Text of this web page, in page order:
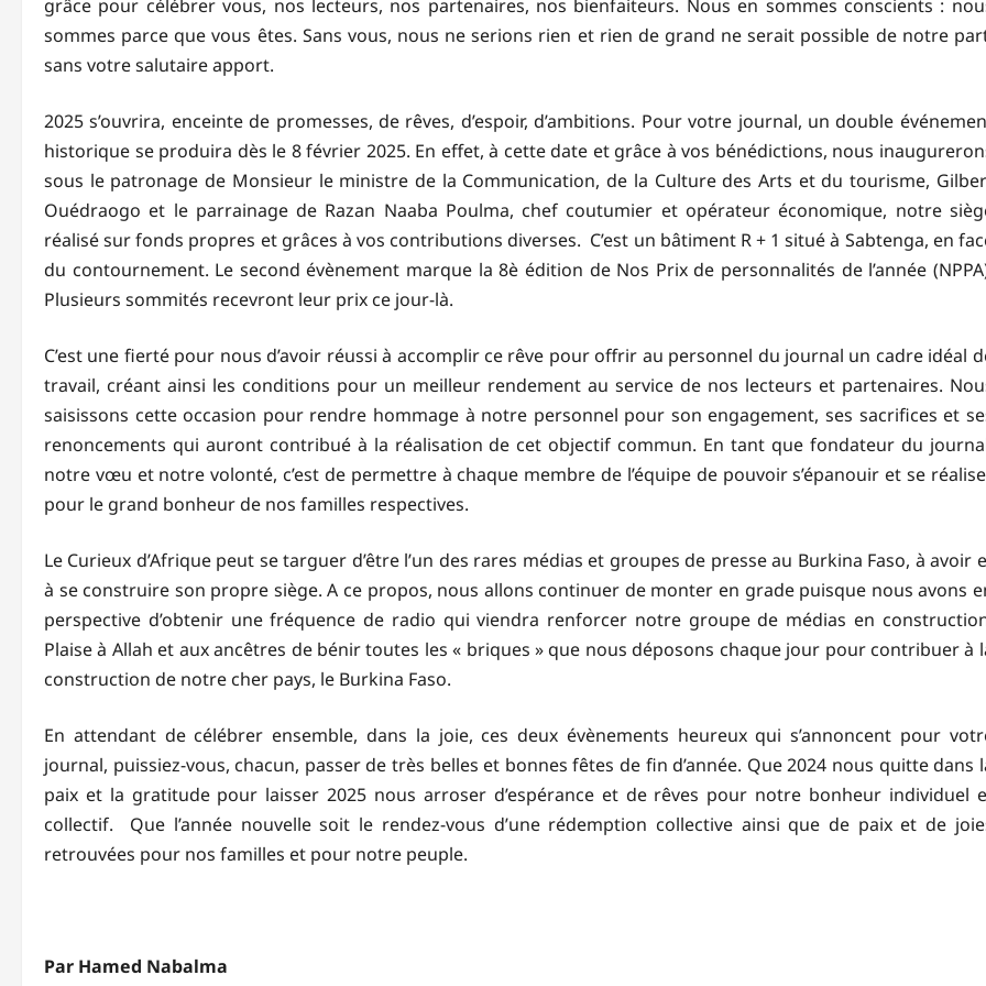
grâce pour célébrer vous, nos lecteurs, nos partenaires, nos bienfaiteurs. Nous en sommes conscients :
sommes parce que vous êtes. Sans vous, nous ne serions rien et rien de grand ne serait possible de notre
sans votre salutaire apport.
2025 s’ouvrira, enceinte de promesses, de rêves, d’espoir, d’ambitions. Pour votre journal, un double
historique se produira dès le 8 février 2025. En effet, à cette date et grâce à vos bénédictions, nous
sous le patronage de Monsieur le ministre de la Communication, de la Culture des Arts et du tourisme,
Ouédraogo et le parrainage de Razan Naaba Poulma, chef coutumier et opérateur économique, notre
réalisé sur fonds propres et grâces à vos contributions diverses. C’est un bâtiment R + 1 situé à Sabtenga, en
du contournement. Le second évènement marque la 8è édition de Nos Prix de personnalités de l’année
Plusieurs sommités recevront leur prix ce jour-là.
C’est une fierté pour nous d’avoir réussi à accomplir ce rêve pour offrir au personnel du journal un cadre idéal
travail, créant ainsi les conditions pour un meilleur rendement au service de nos lecteurs et partenaires.
saisissons cette occasion pour rendre hommage à notre personnel pour son engagement, ses sacrifices et
renoncements qui auront contribué à la réalisation de cet objectif commun. En tant que fondateur du
notre vœu et notre volonté, c’est de permettre à chaque membre de l’équipe de pouvoir s’épanouir et se
pour le grand bonheur de nos familles respectives.
Le Curieux d’Afrique peut se targuer d’être l’un des rares médias et groupes de presse au Burkina Faso, à avoir
à se construire son propre siège. A ce propos, nous allons continuer de monter en grade puisque nous avons
perspective d’obtenir une fréquence de radio qui viendra renforcer notre groupe de médias en
Plaise à Allah et aux ancêtres de bénir toutes les « briques » que nous déposons chaque jour pour contribuer à
construction de notre cher pays, le Burkina Faso.
En attendant de célébrer ensemble, dans la joie, ces deux évènements heureux qui s’annoncent pour
journal, puissiez-vous, chacun, passer de très belles et bonnes fêtes de fin d’année. Que 2024 nous quitte dans
paix et la gratitude pour laisser 2025 nous arroser d’espérance et de rêves pour notre bonheur individuel
collectif. Que l’année nouvelle soit le rendez-vous d’une rédemption collective ainsi que de paix et de
retrouvées pour nos familles et pour notre peuple.
Par Hamed Nabalma